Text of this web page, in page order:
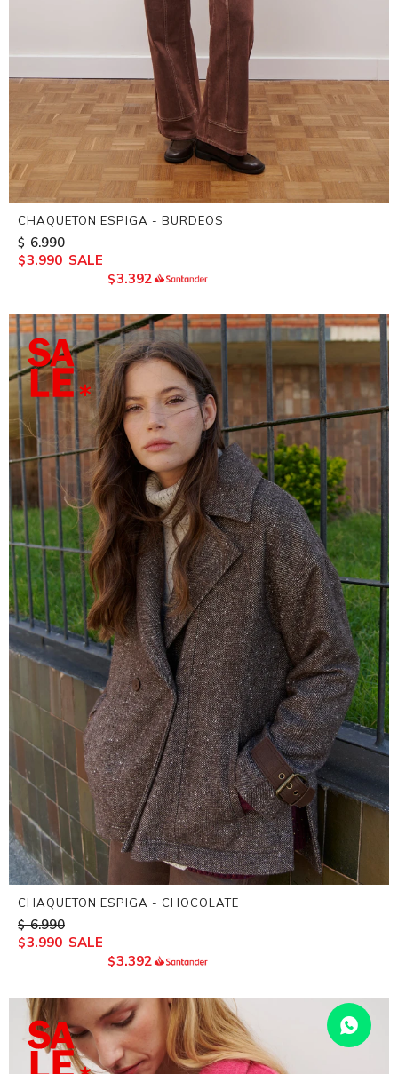
CHAQUETON ESPIGA - BURDEOS
$ 6.990
$3.990
$3.392
CHAQUETON ESPIGA - CHOCOLATE
$ 6.990
$3.990
$3.392